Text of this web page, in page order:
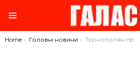
You are here:
Home Головні новини Тернополян просять проголосувати, чи потрібні новорічні святкування під час пандемії